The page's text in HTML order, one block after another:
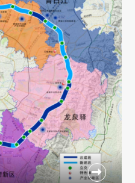
